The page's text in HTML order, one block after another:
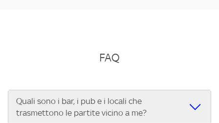
FAQ
Quali sono i bar, i pub e i locali che
trasmettono le partite vicino a me?